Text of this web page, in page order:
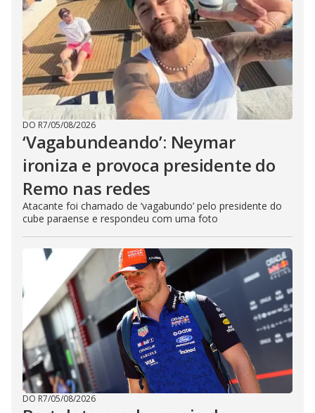
DO R7/05/08/2026
‘Vagabundeando’: Neymar
ironiza e provoca presidente do
Remo nas redes
Atacante foi chamado de ‘vagabundo’ pelo presidente do
cube paraense e respondeu com uma foto
DO R7/05/08/2026